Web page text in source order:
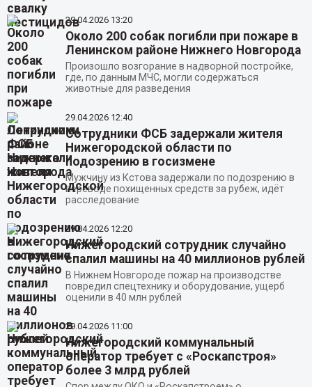
29.04.2026 13:20
Около 200 собак погибли при пожаре в
Ленинском районе Нижнего Новгорода
Произошло возгорание в надворной постройке,
где, по данным МЧС, могли содержаться
животные для разведения
29.04.2026 12:40
Сотрудники ФСБ задержали жителя
Нижегородской области по
подозрению в госизмене
Мужчину из Кстова задержали по подозрению в
переводе похищенных средств за рубеж, идёт
расследование
29.04.2026 12:20
Нижегородский сотрудник случайно
спалил машины на 40 миллионов рублей
В Нижнем Новгороде пожар на производстве
повредил спецтехнику и оборудование, ущерб
оценили в 40 млн рублей
29.04.2026 11:00
Нижегородский коммунальный
оператор требует с «Роскапстроя»
более 3 млрд рублей